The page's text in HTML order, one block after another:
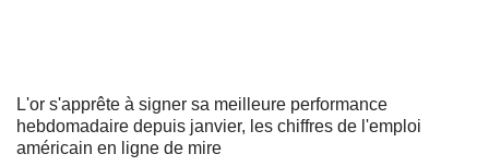
L'or s'apprête à signer sa meilleure performance
hebdomadaire depuis janvier, les chiffres de l'emploi
américain en ligne de mire